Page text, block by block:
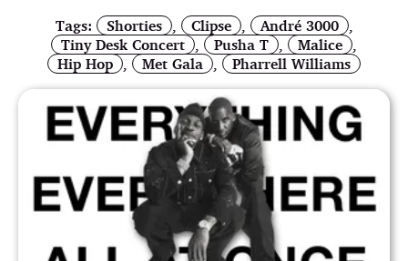
Tags: Shorties , Clipse , André 3000 ,
Tiny Desk Concert
Pusha T Malice
Hip Hop
Met Gala Pharrell Williams